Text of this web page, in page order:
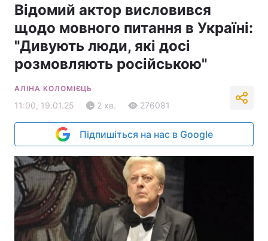
Відомий актор висловився
щодо мовного питання в Україні:
"Дивують люди, які досі
розмовляють російською"
АЛІНА КОЛОМІЄЦЬ
11:00, 19.01.25 2 хв. 276081
Підпишіться на нас в Google